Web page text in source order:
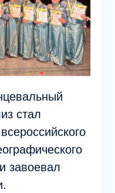
стал
завоевал